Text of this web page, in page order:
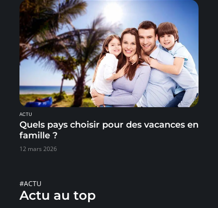
ACTU
Quels pays choisir pour des vacances en
famille ?
12 mars 2026
#ACTU
Actu au top